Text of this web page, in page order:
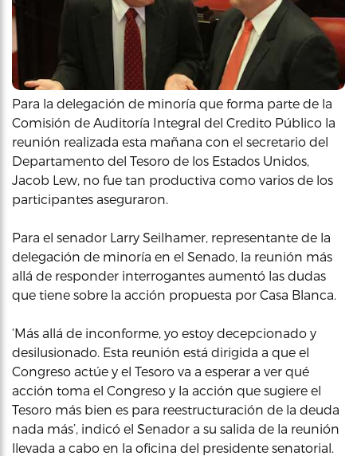
Para la delegación de minoría que forma parte de la
Comisión de Auditoría Integral del Credito Público la
reunión realizada esta mañana con el secretario del
Departamento del Tesoro de los Estados Unidos,
Jacob Lew, no fue tan productiva como varios de los
participantes aseguraron.
Para el senador Larry Seilhamer, representante de la
delegación de minoría en el Senado, la reunión más
allá de responder interrogantes aumentó las dudas
que tiene sobre la acción propuesta por Casa Blanca.
‘Más allá de inconforme, yo estoy decepcionado y
desilusionado. Esta reunión está dirigida a que el
Congreso actúe y el Tesoro va a esperar a ver qué
acción toma el Congreso y la acción que sugiere el
Tesoro más bien es para reestructuración de la deuda
nada más’, indicó el Senador a su salida de la reunión
llevada a cabo en la oficina del presidente senatorial.